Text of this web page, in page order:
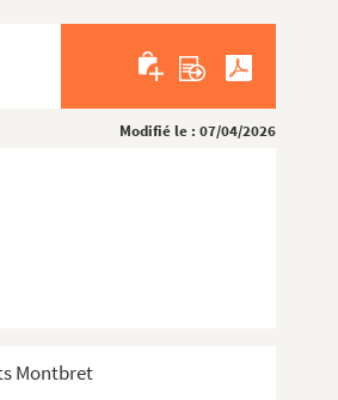
Modifié le : 07/04/2026
Montbret